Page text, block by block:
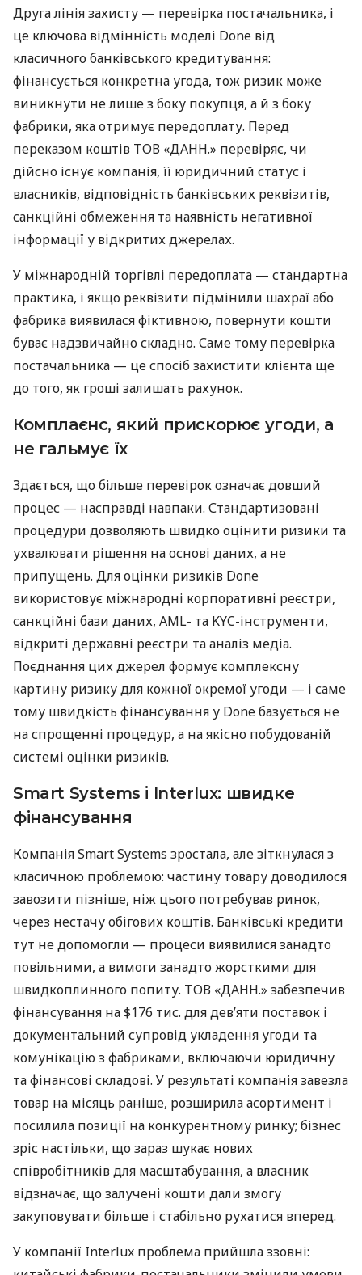
Друга лінія захисту — перевірка постачальника, і
це ключова відмінність моделі Done від
класичного банківського кредитування:
фінансується конкретна угода, тож ризик може
виникнути не лише з боку покупця, а й з боку
фабрики, яка отримує передоплату. Перед
переказом коштів ТОВ «ДАНН.» перевіряє, чи
дійсно існує компанія, її юридичний статус і
власників, відповідність банківських реквізитів,
санкційні обмеження та наявність негативної
інформації у відкритих джерелах.
У міжнародній торгівлі передоплата — стандартна
практика, і якщо реквізити підмінили шахраї або
фабрика виявилася фіктивною, повернути кошти
буває надзвичайно складно. Саме тому перевірка
постачальника — це спосіб захистити клієнта ще
до того, як гроші залишать рахунок.
Комплаєнс, який прискорює угоди, а
не гальмує їх
Здається, що більше перевірок означає довший
процес — насправді навпаки. Стандартизовані
процедури дозволяють швидко оцінити ризики та
ухвалювати рішення на основі даних, а не
припущень. Для оцінки ризиків Done
використовує міжнародні корпоративні реєстри,
санкційні бази даних, AML- та KYC-інструменти,
відкриті державні реєстри та аналіз медіа.
Поєднання цих джерел формує комплексну
картину ризику для кожної окремої угоди — і саме
тому швидкість фінансування у Done базується не
на спрощенні процедур, а на якісно побудованій
системі оцінки ризиків.
Smart Systems і Interlux: швидке
фінансування
Компанія Smart Systems зростала, але зіткнулася з
класичною проблемою: частину товару доводилося
завозити пізніше, ніж цього потребував ринок,
через нестачу обігових коштів. Банківські кредити
тут не допомогли — процеси виявилися занадто
повільними, а вимоги занадто жорсткими для
швидкоплинного попиту. ТОВ «ДАНН.» забезпечив
фінансування на $176 тис. для дев’яти поставок і
документальний супровід укладення угоди та
комунікацію з фабриками, включаючи юридичну
та фінансові складові. У результаті компанія завезла
товар на місяць раніше, розширила асортимент і
посилила позиції на конкурентному ринку; бізнес
зріс настільки, що зараз шукає нових
співробітників для масштабування, а власник
відзначає, що залучені кошти дали змогу
закуповувати більше і стабільно рухатися вперед.
У компанії Interlux проблема прийшла ззовні: